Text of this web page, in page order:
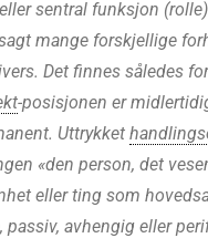
sentral funksjon
mange forskjellige
Det finnes således
-posisjonen er
Uttrykket
«den person, det
eller ting som
passiv, avhengig eller